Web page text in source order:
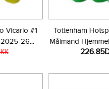
Vicario #1
2025-26
Tottenham
Målmand